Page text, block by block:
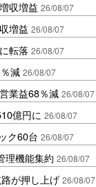
収増益 26/08/07
増益 26/08/07
転落 26/08/07
減 26/08/07
業益68％減 26/08/07
億円に 26/08/07
ク60台 26/08/07
理機能集約 26/08/07
が押し上げ 26/08/07